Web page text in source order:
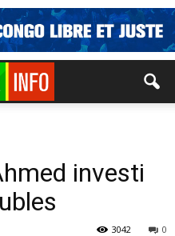
investi
0
3042